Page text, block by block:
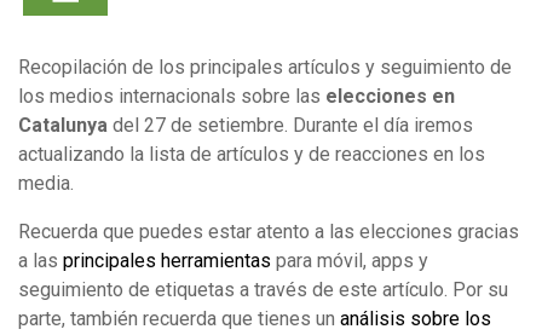
Recopilación de los principales artículos y seguimiento de
los medios internacionals sobre las elecciones en
Catalunya del 27 de setiembre. Durante el día iremos
actualizando la lista de artículos y de reacciones en los
media.
Recuerda que puedes estar atento a las elecciones gracias
a las principales herramientas para móvil, apps y
seguimiento de etiquetas a través de este artículo. Por su
parte, también recuerda que tienes un análisis sobre los